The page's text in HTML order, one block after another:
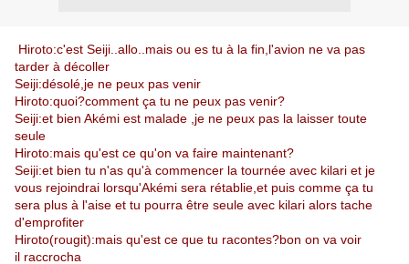
Hiroto:c'est Seiji..allo..mais ou es tu à la fin,l'avion ne va pas
tarder à décoller
Seiji:désolé,je ne peux pas venir
Hiroto:quoi?comment ça tu ne peux pas venir?
Seiji:et bien Akémi est malade ,je ne peux pas la laisser toute
seule
Hiroto:mais qu'est ce qu'on va faire maintenant?
Seiji:et bien tu n'as qu'à commencer la tournée avec kilari et je
vous rejoindrai lorsqu'Akémi sera rétablie,et puis comme ça tu
sera plus à l'aise et tu pourra être seule avec kilari alors tache
d'emprofiter
Hiroto(rougit):mais qu'est ce que tu racontes?bon on va voir
il raccrocha